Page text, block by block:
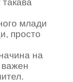
млади
просто
на
важен